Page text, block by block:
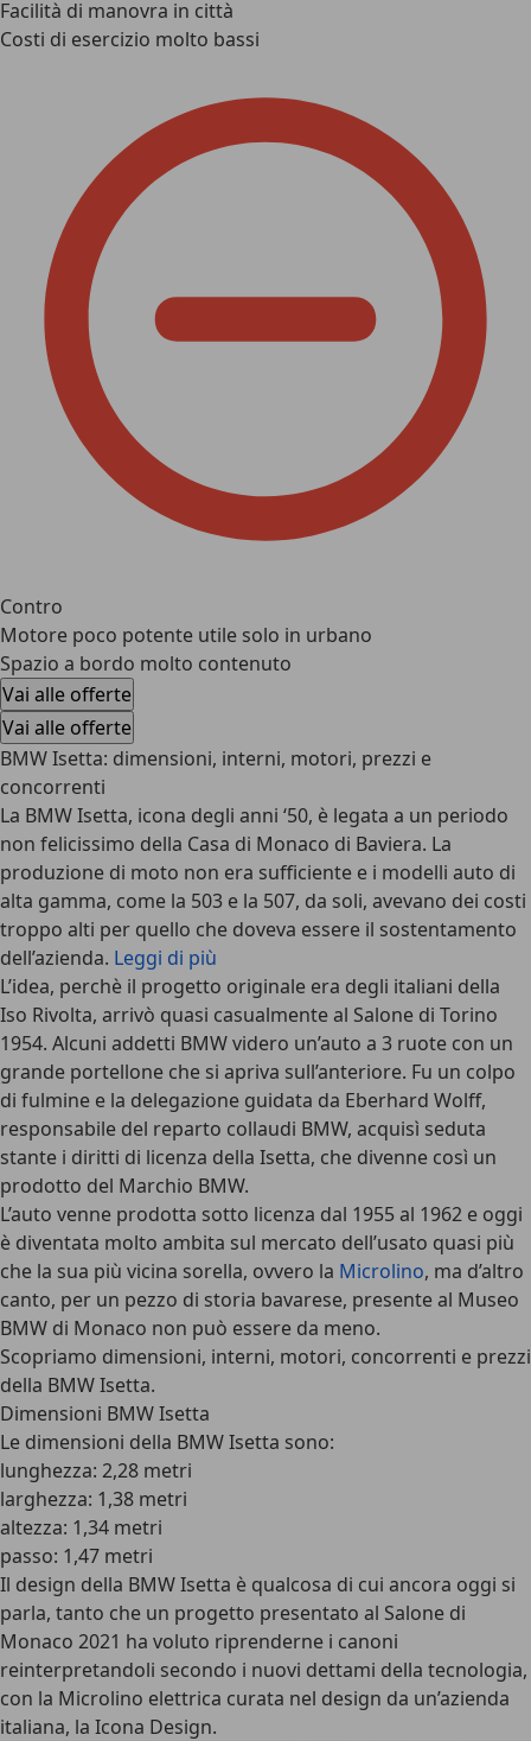
Facilità di manovra in città
Costi di esercizio molto bassi
Contro
Motore poco potente utile solo in urbano
Spazio a bordo molto contenuto
Vai alle offerte
Vai alle offerte
BMW Isetta: dimensioni, interni, motori, prezzi e
concorrenti
La BMW Isetta, icona degli anni ‘50, è legata a un periodo
non felicissimo della Casa di Monaco di Baviera. La
produzione di moto non era sufficiente e i modelli auto di
alta gamma, come la 503 e la 507, da soli, avevano dei costi
troppo alti per quello che doveva essere il sostentamento
dell’azienda. Leggi di più
L’idea, perchè il progetto originale era degli italiani della
Iso Rivolta, arrivò quasi casualmente al Salone di Torino
1954. Alcuni addetti BMW videro un’auto a 3 ruote con un
grande portellone che si apriva sull’anteriore. Fu un colpo
di fulmine e la delegazione guidata da Eberhard Wolff,
responsabile del reparto collaudi BMW, acquisì seduta
stante i diritti di licenza della Isetta, che divenne così un
prodotto del Marchio BMW.
L’auto venne prodotta sotto licenza dal 1955 al 1962 e oggi
è diventata molto ambita sul mercato dell’usato quasi più
che la sua più vicina sorella, ovvero la Microlino, ma d’altro
canto, per un pezzo di storia bavarese, presente al Museo
BMW di Monaco non può essere da meno.
Scopriamo dimensioni, interni, motori, concorrenti e prezzi
della BMW Isetta.
Dimensioni BMW Isetta
Le dimensioni della BMW Isetta sono:
lunghezza: 2,28 metri
larghezza: 1,38 metri
altezza: 1,34 metri
passo: 1,47 metri
Il design della BMW Isetta è qualcosa di cui ancora oggi si
parla, tanto che un progetto presentato al Salone di
Monaco 2021 ha voluto riprenderne i canoni
reinterpretandoli secondo i nuovi dettami della tecnologia,
con la Microlino elettrica curata nel design da un’azienda
italiana, la Icona Design.